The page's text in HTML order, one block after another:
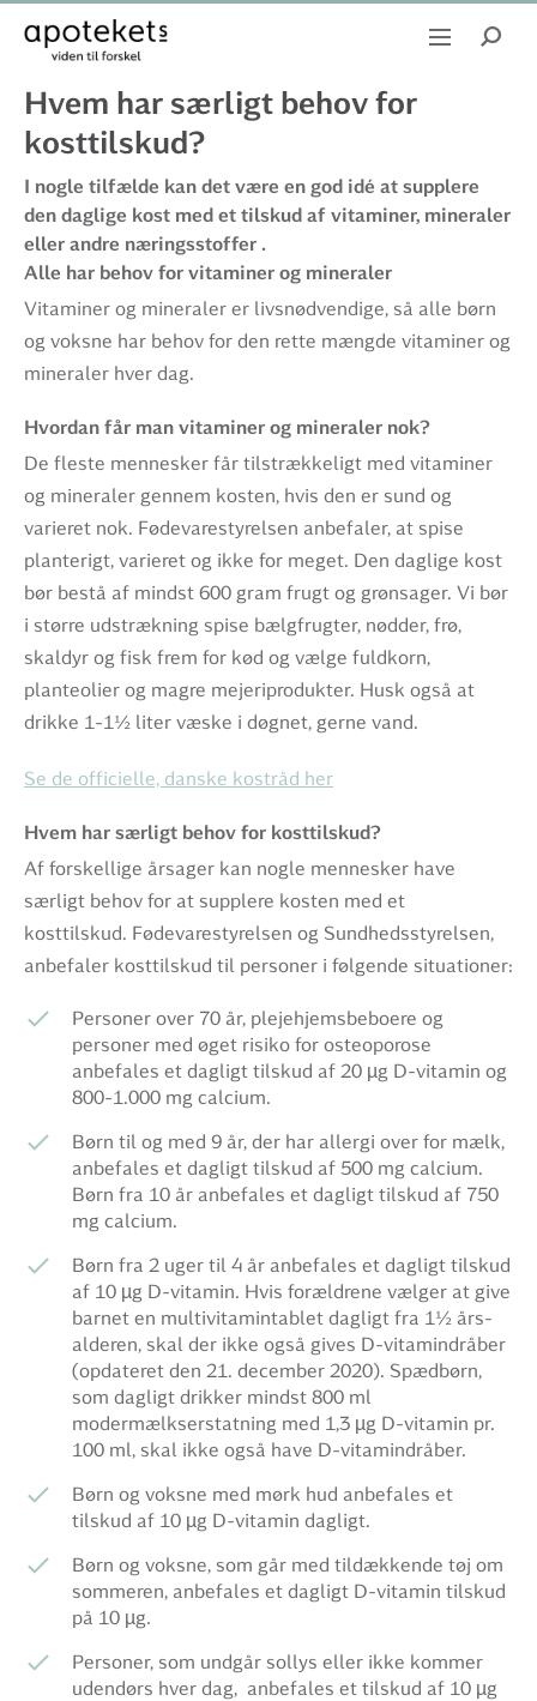
Hvem har særligt behov for
kosttilskud?
I nogle tilfælde kan det være en god idé at supplere
den daglige kost med et tilskud af vitaminer, mineraler
eller andre næringsstoffer .
Alle har behov for vitaminer og mineraler
Vitaminer og mineraler er livsnødvendige, så alle børn
og voksne har behov for den rette mængde vitaminer og
mineraler hver dag.
Hvordan får man vitaminer og mineraler nok?
De fleste mennesker får tilstrækkeligt med vitaminer
og mineraler gennem kosten, hvis den er sund og
varieret nok. Fødevarestyrelsen anbefaler, at spise
planterigt, varieret og ikke for meget. Den daglige kost
bør bestå af mindst 600 gram frugt og grønsager. Vi bør
i større udstrækning spise bælgfrugter, nødder, frø,
skaldyr og fisk frem for kød og vælge fuldkorn,
planteolier og magre mejeriprodukter. Husk også at
drikke 1-1½ liter væske i døgnet, gerne vand.
Se de officielle, danske kostråd her
Hvem har særligt behov for kosttilskud?
Af forskellige årsager kan nogle mennesker have
særligt behov for at supplere kosten med et
kosttilskud. Fødevarestyrelsen og Sundhedsstyrelsen,
anbefaler kosttilskud til personer i følgende situationer:
Personer over 70 år, plejehjemsbeboere og
personer med øget risiko for osteoporose
anbefales et dagligt tilskud af 20 µg D-vitamin og
800-1.000 mg calcium.
Børn til og med 9 år, der har allergi over for mælk,
anbefales et dagligt tilskud af 500 mg calcium.
Børn fra 10 år anbefales et dagligt tilskud af 750
mg calcium.
Børn fra 2 uger til 4 år anbefales et dagligt tilskud
af 10 µg D-vitamin. Hvis forældrene vælger at give
barnet en multivitamintablet dagligt fra 1½ års-
alderen, skal der ikke også gives D-vitamindråber
(opdateret den 21. december 2020). Spædbørn,
som dagligt drikker mindst 800 ml
modermælkserstatning med 1,3 µg D-vitamin pr.
100 ml, skal ikke også have D-vitamindråber.
Børn og voksne med mørk hud anbefales et
tilskud af 10 µg D-vitamin dagligt.
Børn og voksne, som går med tildækkende tøj om
sommeren, anbefales et dagligt D-vitamin tilskud
på 10 µg.
Personer, som undgår sollys eller ikke kommer
udendørs hver dag, anbefales et tilskud af 10 µg